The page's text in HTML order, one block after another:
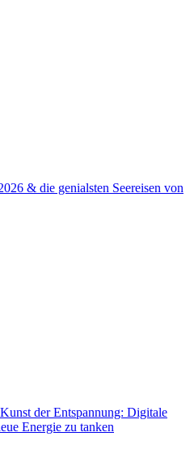
& die genialsten Seereisen von
der Entspannung: Digitale
Energie zu tanken